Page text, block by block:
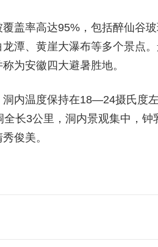
率高达95%，包括醉仙谷玻
潭、黄崖大瀑布等多个景点
为安徽四大避暑胜地。
温度保持在18—24摄氏度左
长3公里，洞内景观集中，钟
俊美。